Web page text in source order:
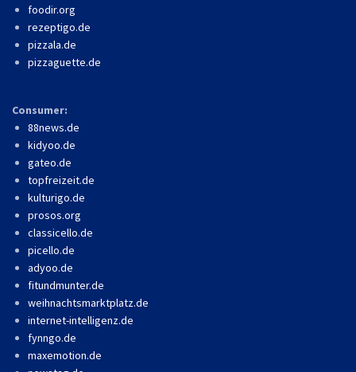
foodir.org
rezeptigo.de
pizzala.de
pizzaguette.de
Consumer:
88news.de
kidyoo.de
gateo.de
topfreizeit.de
kulturigo.de
prosos.org
classicello.de
picello.de
adyoo.de
fitundmunter.de
weihnachtsmarktplatz.de
internet-intelligenz.de
fynngo.de
maxemotion.de